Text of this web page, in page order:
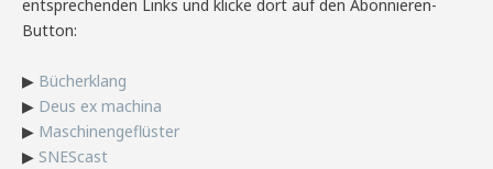
entsprechenden Links und klicke dort auf den Abonnieren-
Button:
▶ Bücherklang
▶ Deus ex machina
▶ Maschinengeflüster
▶ SNEScast